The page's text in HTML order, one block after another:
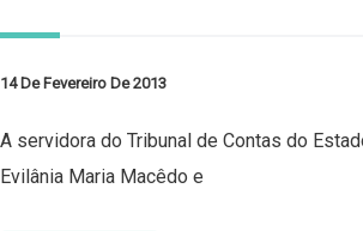
14 De Fevereiro De 2013
A servidora do Tribunal de Contas do
Evilânia Maria Macêdo e